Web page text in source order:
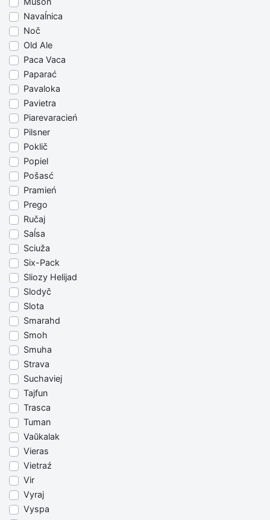
Navaĺnica
Noč
Old Ale
Paca Vaca
Paparać
Pavaloka
Pavietra
Piarevaracień
Pilsner
Poklič
Popiel
Pošasć
Pramień
Prego
Ručaj
Saĺsa
Sciuža
Six-Pack
Sliozy Helijad
Slodyč
Slota
Smarahd
Smoh
Smuha
Strava
Suchaviej
Tajfun
Trasca
Tuman
Vaŭkalak
Vieras
Vietraź
Vir
Vyraj
Vyspa